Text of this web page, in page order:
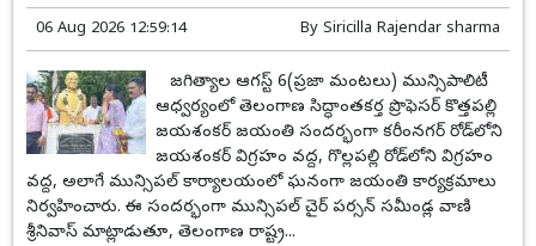
06 Aug 2026 12:59:14 By Siricilla Rajendar sharma
జగిత్యాల ఆగస్ట్ 6(ప్రజా మంటలు) మున్సిపాలిటీ
ఆధ్వర్యంలో తెలంగాణ సిద్ధాంతకర్త ప్రొఫెసర్ కొత్తపల్లి
జయశంకర్ జయంతి సందర్భంగా కరీంనగర్ రోడ్‌లోని
జయశంకర్ విగ్రహం వద్ద, గొల్లపల్లి రోడ్‌లోని విగ్రహం
వద్ద, అలాగే మున్సిపల్ కార్యాలయంలో ఘనంగా జయంతి కార్యక్రమాలు
నిర్వహించారు. ఈ సందర్భంగా మున్సిపల్ చైర్ పర్సన్ సమీండ్ల వాణి
శ్రీనివాస్ మాట్లాడుతూ, తెలంగాణ రాష్ట్ర...